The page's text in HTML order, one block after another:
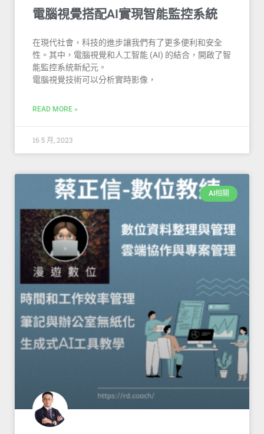
電腦視覺搭配AI實現智能監控系統
在現代社會，科技的進步讓我們有了更多便利和安全
性。其中，電腦視覺和人工智能 (AI) 的結合，開啟了智
能監控系統新紀元。
電腦視覺技術可以分析實時影像，
READ MORE »
16 5 月, 2023
AI相關